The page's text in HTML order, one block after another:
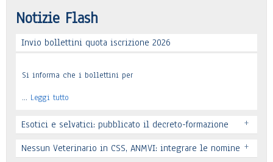
Notizie Flash
Invio bollettini quota iscrizione 2026
Si informa che i bollettini per
… Leggi tutto
Esotici e selvatici: pubblicato il decreto-formazione +
Nessun Veterinario in CSS, ANMVI: integrare le nomine +